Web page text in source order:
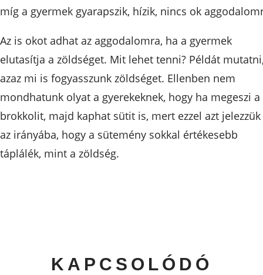
míg a gyermek gyarapszik, hízik, nincs ok
Az is okot adhat az aggodalomra, ha a gyermek
elutasítja a zöldséget. Mit lehet tenni? Példát
azaz mi is fogyasszunk zöldséget. Ellenben nem
mondhatunk olyat a gyerekeknek, hogy ha megeszi a
brokkolit, majd kaphat sütit is, mert ezzel azt jelezzük
az irányába, hogy a sütemény sokkal értékesebb
táplálék, mint a zöldség.
KAPCSOLÓDÓ